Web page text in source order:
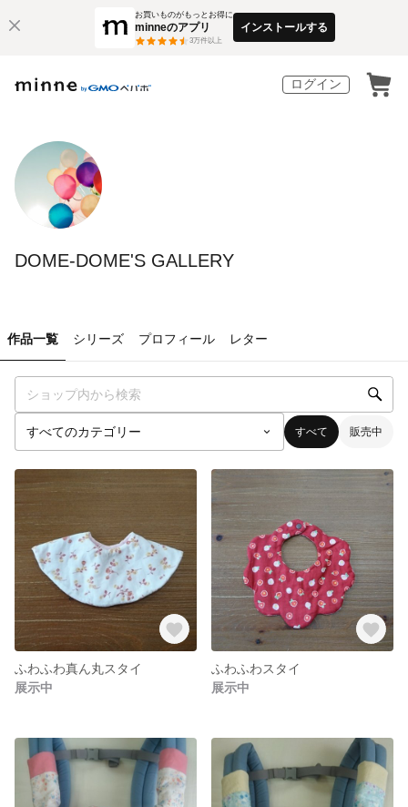
お買いものがもっとお得に
minneのアプリ
3万件以上
インストールする
ログイン
DOME-DOME'S GALLERY
作品一覧 シリーズ プロフィール レター
すべて 販売中
ふわふわ真ん丸スタイ
展示中
ふわふわスタイ
展示中